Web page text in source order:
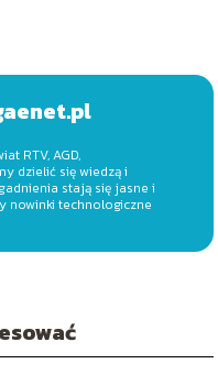
RTV, AGD,
dzielić się wiedzą i
stają się jasne i
nowinki technologiczne